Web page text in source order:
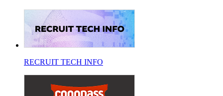
RECRUIT TECH INFO